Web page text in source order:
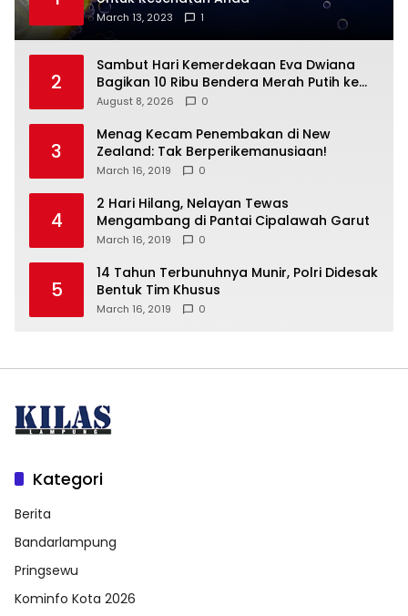
March 13, 2023 1
2
Sambut Hari Kemerdekaan Eva Dwiana
Bagikan 10 Ribu Bendera Merah Putih ke
Warga
August 8, 2026 0
3
Menag Kecam Penembakan di New
Zealand: Tak Berperikemanusiaan!
March 16, 2019 0
4
2 Hari Hilang, Nelayan Tewas
Mengambang di Pantai Cipalawah Garut
March 16, 2019 0
5
14 Tahun Terbunuhnya Munir, Polri Didesak
Bentuk Tim Khusus
March 16, 2019 0
Kategori
Berita
Bandarlampung
Pringsewu
Kominfo Kota 2026